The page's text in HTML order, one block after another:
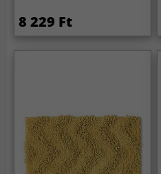
8 229 Ft